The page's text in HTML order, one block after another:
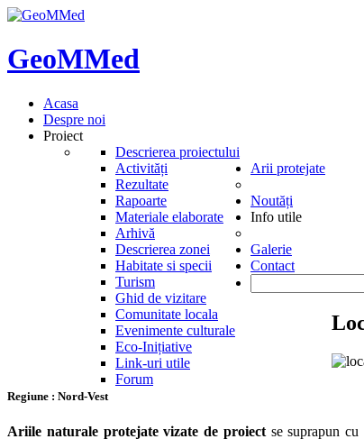
GeoMMed
Acasa
Despre noi
Proiect
Descrierea proiectului
Activități
Rezultate
Rapoarte
Materiale elaborate
Arhivă
Arii protejate
Descrierea zonei
Habitate si specii
Turism
Ghid de vizitare
Noutăți
Info utile
Comunitate locala
Evenimente culturale
Eco-Inițiative
Link-uri utile
Forum
Galerie
Contact
Regiune : Nord-Vest
Ariile naturale protejate vizate de proiectse suprapun cu